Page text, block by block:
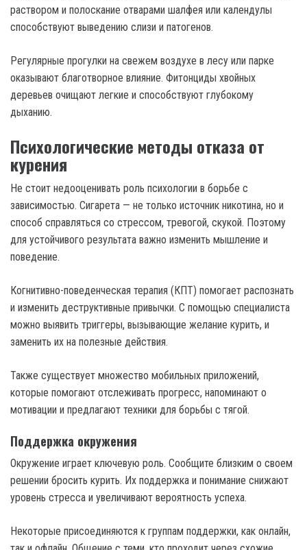
раствором и полоскание отварами шалфея или календулы
способствуют выведению слизи и патогенов.
Регулярные прогулки на свежем воздухе в лесу или парке
оказывают благотворное влияние. Фитонциды хвойных
деревьев очищают легкие и способствуют глубокому
дыханию.
Психологические методы отказа от
курения
Не стоит недооценивать роль психологии в борьбе с
зависимостью. Сигарета — не только источник никотина, но и
способ справляться со стрессом, тревогой, скукой. Поэтому
для устойчивого результата важно изменить мышление и
поведение.
Когнитивно-поведенческая терапия (КПТ) помогает распознать
и изменить деструктивные привычки. С помощью специалиста
можно выявить триггеры, вызывающие желание курить, и
заменить их на полезные действия.
Также существует множество мобильных приложений,
которые помогают отслеживать прогресс, напоминают о
мотивации и предлагают техники для борьбы с тягой.
Поддержка окружения
Окружение играет ключевую роль. Сообщите близким о своем
решении бросить курить. Их поддержка и понимание снижают
уровень стресса и увеличивают вероятность успеха.
Некоторые присоединяются к группам поддержки, как онлайн,